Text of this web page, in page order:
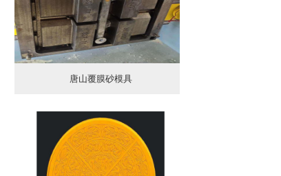
唐山覆膜砂模具